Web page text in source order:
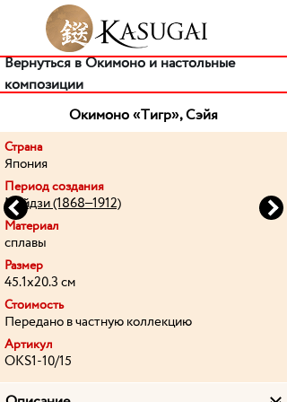
Вернуться в Окимоно и настольные
композиции
Окимоно «Тигр», Сэйя
Previous
Страна
Япония
Период создания
Мэйдзи (1868–1912)
Материал
сплавы
Размер
45.1х20.3 см
Стоимость
Передано в частную коллекцию
Артикул
OKS1-10/15